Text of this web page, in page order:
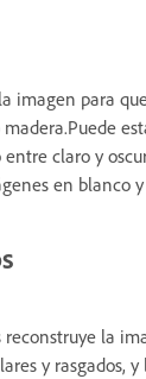
imagen para
claro y
en blanco
reconstruye la
y rasgados,